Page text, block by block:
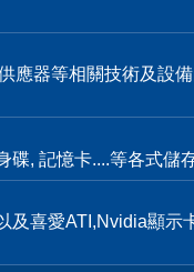
應器等相關技術及設
碟, 記憶卡....等各式儲
及喜愛ATI,Nvidia顯示